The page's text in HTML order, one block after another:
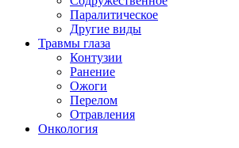
Паралитическое
Другие виды
Травмы глаза
Контузии
Ранениe
Ожоги
Перелом
Отравления
Онкология